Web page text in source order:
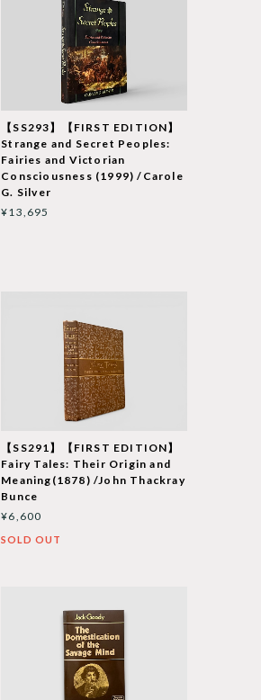
【SS293】【FIRST EDITION】
Strange and Secret Peoples:
Fairies and Victorian
Consciousness (1999) /Carole
G. Silver
¥13,695
【SS291】【FIRST EDITION】
Fairy Tales: Their Origin and
Meaning(1878) /John Thackray
Bunce
¥6,600
SOLD OUT